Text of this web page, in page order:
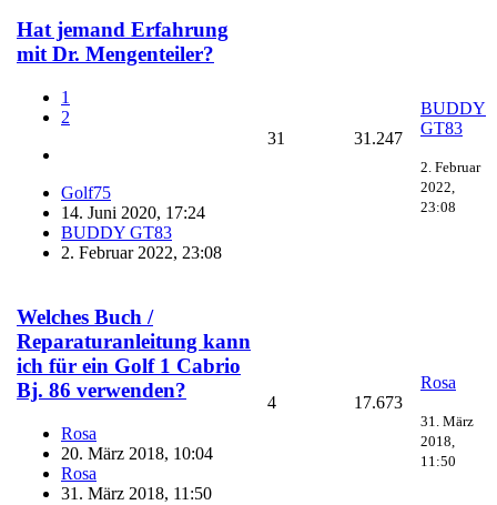
Hat jemand Erfahrung
mit Dr. Mengenteiler?
1
2
Golf75
14. Juni 2020, 17:24
BUDDY GT83
2. Februar 2022, 23:08
31 31.247
BUDDY
GT83
2. Februar
2022,
23:08
Welches Buch /
Reparaturanleitung kann
ich für ein Golf 1 Cabrio
Bj. 86 verwenden?
Rosa
20. März 2018, 10:04
Rosa
31. März 2018, 11:50
4 17.673
Rosa
31. März
2018,
11:50